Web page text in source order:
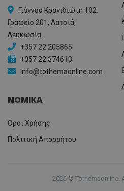
Γιάννου Κρανιδιώτη 102,
Γραφείο 201, Λατσιά,
Λευκωσία
+357 22 205865
+357 22 374613
info@tothemaonline.com
ΝΟΜΙΚΑ
Όροι Χρήσης
Πολιτική Απορρήτου
2026 © Tothemaonline.